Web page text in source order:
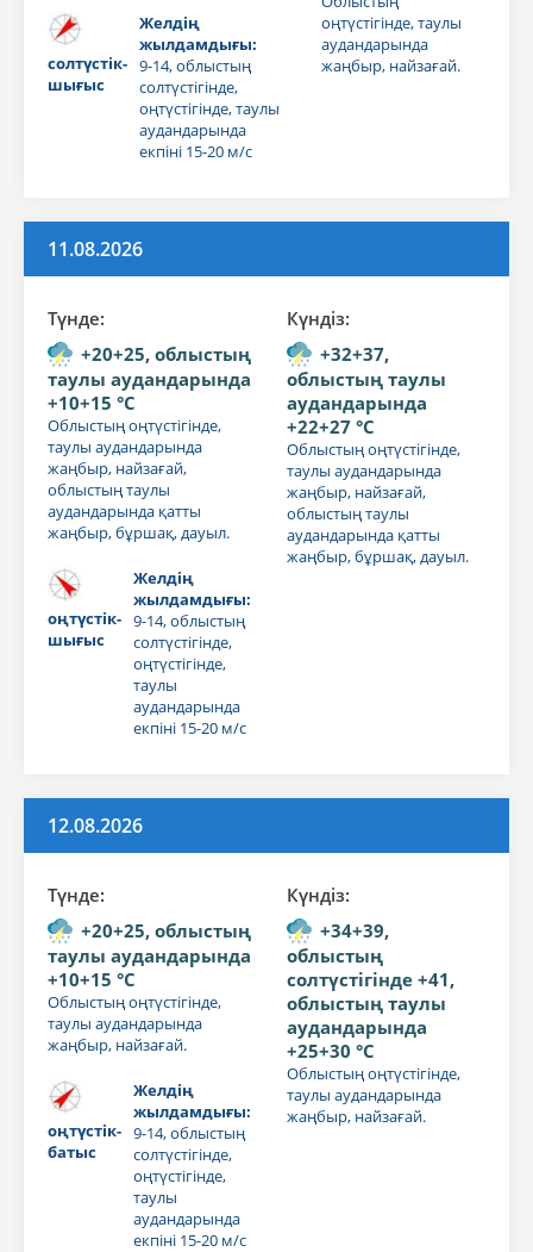
солтүстік-
шығыс
Желдің
жылдамдығы:
9-14, облыстың
солтүстігінде,
оңтүстігінде, таулы
аудандарында
екпіні 15-20 м/с
оңтүстігінде, таулы
аудандарында
жаңбыр, найзағай.
11.08.2026
Түнде:
+20+25, облыстың
таулы аудандарында
+10+15 °C
Облыстың оңтүстігінде,
таулы аудандарында
жаңбыр, найзағай,
облыстың таулы
аудандарында қатты
жаңбыр, бұршақ, дауыл.
оңтүстік-
шығыс
Желдің
жылдамдығы:
9-14, облыстың
солтүстігінде,
оңтүстігінде,
таулы
аудандарында
екпіні 15-20 м/с
Күндiз:
+32+37,
облыстың таулы
аудандарында
+22+27 °C
Облыстың оңтүстігінде,
таулы аудандарында
жаңбыр, найзағай,
облыстың таулы
аудандарында қатты
жаңбыр, бұршақ, дауыл.
12.08.2026
Түнде:
+20+25, облыстың
таулы аудандарында
+10+15 °C
Облыстың оңтүстігінде,
таулы аудандарында
жаңбыр, найзағай.
оңтүстік-
батыс
Желдің
жылдамдығы:
9-14, облыстың
солтүстігінде,
оңтүстігінде,
таулы
аудандарында
екпіні 15-20 м/с
Күндiз:
+34+39,
облыстың
солтүстігінде +41,
облыстың таулы
аудандарында
+25+30 °C
Облыстың оңтүстігінде,
таулы аудандарында
жаңбыр, найзағай.